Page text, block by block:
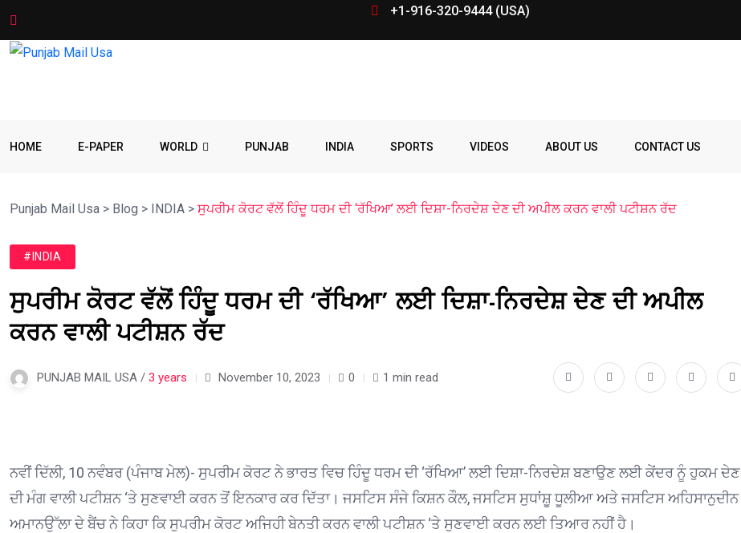
+1-916-320-9444 (USA)
HOME E-PAPER WORLD PUNJAB INDIA SPORTS VIDEOS ABOUT US CONTACT US
Punjab Mail Usa > Blog > INDIA > ਸੁਪਰੀਮ ਕੋਰਟ ਵੱਲੋਂ ਹਿੰਦੂ ਧਰਮ ਦੀ ‘ਰੱਖਿਆ’ ਲਈ ਦਿਸ਼ਾ-ਨਿਰਦੇਸ਼ ਦੇਣ ਦੀ ਅਪੀਲ ਕਰਨ ਵਾਲੀ ਪਟੀਸ਼ਨ ਰੱਦ
#INDIA
ਸੁਪਰੀਮ ਕੋਰਟ ਵੱਲੋਂ ਹਿੰਦੂ ਧਰਮ ਦੀ ‘ਰੱਖਿਆ’ ਲਈ ਦਿਸ਼ਾ-ਨਿਰਦੇਸ਼ ਦੇਣ ਦੀ ਅਪੀਲ
ਕਰਨ ਵਾਲੀ ਪਟੀਸ਼ਨ ਰੱਦ
PUNJAB MAIL USA / 3 years November 10, 2023 0 1 min read
ਨਵੀਂ ਦਿੱਲੀ, 10 ਨਵੰਬਰ (ਪੰਜਾਬ ਮੇਲ)- ਸੁਪਰੀਮ ਕੋਰਟ ਨੇ ਭਾਰਤ ਵਿਚ ਹਿੰਦੂ ਧਰਮ ਦੀ ‘ਰੱਖਿਆ’ ਲਈ ਦਿਸ਼ਾ-ਨਿਰਦੇਸ਼ ਬਣਾਉਣ ਲਈ ਕੇਂਦਰ ਨੂੰ ਹੁਕਮ ਦੇਣ
ਦੀ ਮੰਗ ਵਾਲੀ ਪਟੀਸ਼ਨ ‘ਤੇ ਸੁਣਵਾਈ ਕਰਨ ਤੋਂ ਇਨਕਾਰ ਕਰ ਦਿੱਤਾ। ਜਸਟਿਸ ਸੰਜੇ ਕਿਸ਼ਨ ਕੌਲ, ਜਸਟਿਸ ਸੁਧਾਂਸ਼ੂ ਧੂਲੀਆ ਅਤੇ ਜਸਟਿਸ ਅਹਿਸਾਨੁਦੀਨ
ਅਮਾਨਉੱਲਾ ਦੇ ਬੈਂਚ ਨੇ ਕਿਹਾ ਕਿ ਸੁਪਰੀਮ ਕੋਰਟ ਅਜਿਹੀ ਬੇਨਤੀ ਕਰਨ ਵਾਲੀ ਪਟੀਸ਼ਨ ‘ਤੇ ਸੁਣਵਾਈ ਕਰਨ ਲਈ ਤਿਆਰ ਨਹੀਂ ਹੈ।